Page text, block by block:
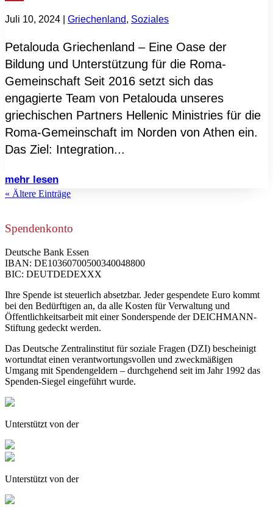
Juli 10, 2024 Griechenland, Soziales
Petalouda Griechenland – Eine Oase der
Bildung und Unterstützung für die Roma-
Gemeinschaft Seit 2016 setzt sich das
engagierte Team von Petalouda unseres
griechischen Partners Hellenic Ministries für die
Roma-Gemeinschaft im Norden von Athen ein.
Das Ziel: Integration...
mehr lesen
« Ältere Einträge
Spendenkonto
Deutsche Bank Essen
IBAN: DE10360700500340048800
BIC: DEUTDEDEXXX
Ihre Spende ist steuerlich absetzbar. Jeder gespendete Euro kommt
bei den Bedürftigen an, da alle Kosten für Verwaltung und
Öffentlichkeitsarbeit mit einer Sonderspende der DEICHMANN-
Stiftung gedeckt werden.
Das Deutsche Zentralinstitut für soziale Fragen (DZI) bescheinigt
wortundtat einen verantwortungsvollen und zweckmäßigen
Umgang mit Spendengeldern – durchgehend seit im Jahr 1992 das
Spenden-Siegel eingeführt wurde.
Unterstützt von der
Unterstützt von der